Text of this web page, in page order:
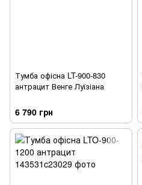
Тумба офісна LT-900-830
антрацит Венге Луїзіана
6 790 грн